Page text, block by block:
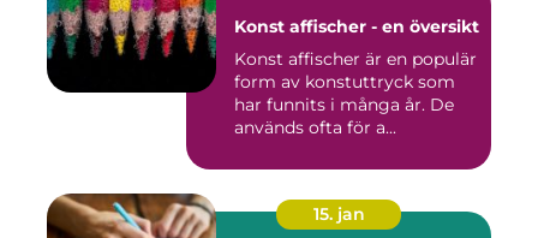
Konst affischer - en översikt
Konst affischer är en populär
form av konstuttryck som
har funnits i många år. De
används ofta för a...
15. jan